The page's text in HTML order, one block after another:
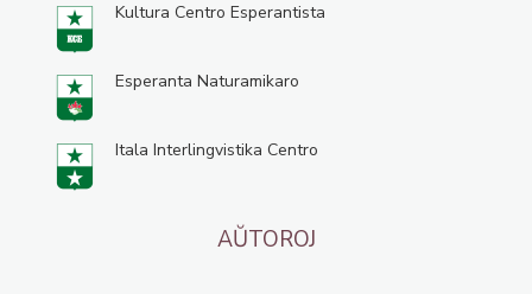
Kultura Centro Esperantista
Esperanta Naturamikaro
Itala Interlingvistika Centro
AŬTOROJ